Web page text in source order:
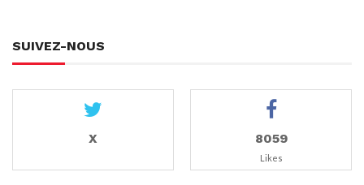
SUIVEZ-NOUS
X 8059
Likes